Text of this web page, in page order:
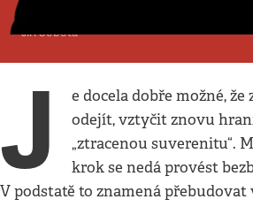
Jiří Sobota
J
e docela dobře možné, že
odejít, vztyčit znovu
„ztracenou suverenitu“.
krok se nedá provést
V podstatě to znamená